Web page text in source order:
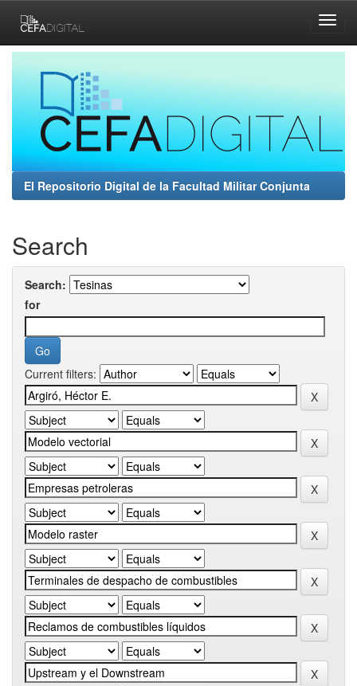
navigation
El Repositorio Digital de la Facultad Militar Conjunta
Search
Search:
for
Current filters: